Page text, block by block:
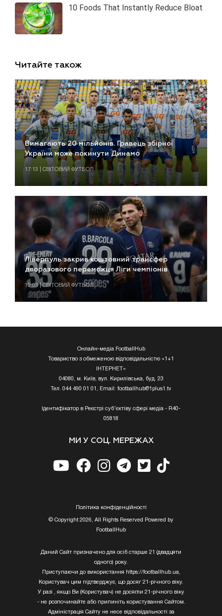
Читайте також
Вимагають 20 мільйонів. Гравець збірної
України може покинути Динамо
17:13 | СВІТОВИЙ ФУТБОЛ
Ліверпуль закрив коштовний трансфер
дворазового переможця Ліги чемпіонів
15:03 | СВІТОВИЙ ФУТБОЛ
Онлайн-медіа FootballHub
Товариство з обмеженою відповідальністю «1+1
ІНТЕРНЕТ»
04080, м. Київ, вул. Кирилівська, буд. 23
Тел. 044 490 01 01, Email: footballhub@1plus1.tv
Ідентифікатор в Реєстрі суб’єктіву сфері медіа - R40-
05818
МИ У СОЦ. МЕРЕЖАХ
Полiтика конфiденцiйностi
© Copyright 2026, All Rights Reserved Powered by
FootballHub
Даний Сайт призначено для осіб старше 21 (двадцяти
одного) року.
Приступаючи до використання https://footballhub.ua,
Користувач цим підтверджує, що досяг 21-річного віку.
У разі , якщо Ви (Користувач) не досягли 21-річного віку
- не розпочинайте або припиніть користування Сайтом.
Адміністрація Сайту не несе відповідальності за